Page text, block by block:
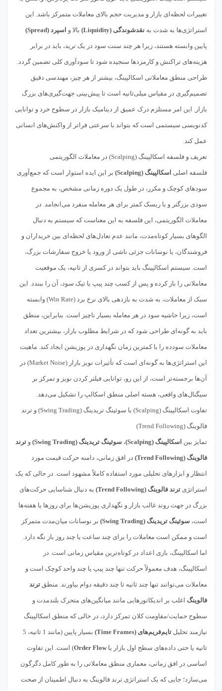
تغییرات لحظه‌ای بازار و مدیریت حجم بالای معاملات متمرکز باشد. این
استراتژی‌ها به شدت به نقدشوندگی (Liquidity) بالا و اسپرد (Spread)
پایین وابسته هستند، زیرا هر چند سنت سود در یک ترید، باید در برابر
هزینه‌های تراکنش و کارمزدها سنجیده شود تا سودآوری کلی تضمین گردد.
طراحی منطق معاملاتی اسکالپینگ، بیشتر از هر چیز، مهندسی دقیق
تصمیم‌گیری در مقیاس میلی‌ثانیه است تا پیش‌بینی جهت‌گیری‌های بزرگ
بازار. این امر مستلزم درک عمیق از دینامیک بازار در سطوح خرد و توانایی
کدنویسی سیستمی است که بتواند با سرعتی فراتر از واکنش‌های انسانی
عمل کند.
تعریف و فلسفه اسکالپینگ (Scalping) در معاملات الگوریتمی
فلسفه اصلی اسکالپینگ (Scalping) بر این ایده استوار است که جمع‌آوری
سودهای کوچک و مکرر، در طول یک دوره زمانی مشخص، به مجموع
سودی بزرگتر و با ریسک کمتر برای هر معامله منفرد می‌انجامد. در
معاملات الگوریتمی، این فلسفه به این معناست که سیستم به دنبال
الگوهای بسیار کوتاه‌مدت، مانند عدم تعادل‌های لحظه‌ای بین خریداران و
فروشندگان، یا نوسانات جزئی ناشی از ورود یا خروج سفارشات بزرگ،
است. سیستم اسکالپینگ باید بتواند در کسری از ثانیه، یک موقعیت
معاملاتی را باز کرده و پس از کسب چند پیپ یا تیک سود، آن را ببندد. این
سبک از معاملات، به شدت به بازدهی بالای نرخ برد (Win Rate) وابسته
است، زیرا حاشیه سود در هر معامله بسیار ناچیز است. بنابراین، منطق
باید به گونه‌ای طراحی شود که در شرایط مطلوب بازار، بیشترین تعداد
معاملات سودده را با کمترین زمان نگهداری در پوزیشن ایجاد کند. ماهیت
این استراتژی‌ها به گونه‌ای است که تأثیرات نویز بازار (Market Noise) در
آن‌ها برجسته‌تر است، از این رو، توانایی فیلتر کردن نویز و تمرکز بر
سیگنال‌های واقعی، هسته اصلی منطق اسکالپ را تشکیل می‌دهد.
تفاوت اسکالپینگ (Scalping) با سوئینگ تریدینگ (Swing Trading) و ترند
فالوینگ (Trend Following)
تمایز بین اسکالپینگ (Scalping) ، سوئینگ تریدینگ (Swing Trading) و ترند
فالوینگ (Trend Following) در افق زمانی، دامنه حرکت قیمت مورد
انتظار و ابزارهای تحلیلی مورد استفاده کاملاً مشهود است. در حالی که یک
استراتژی ترند فالوینگ (Trend Following) به دنبال شناسایی حرکت‌های
بزرگ در جهت روند غالب بازار و نگهداری پوزیشن‌ها برای روزها یا هفته‌ها
است، سوئینگ تریدینگ (Swing Trading) بر نوسانات میان‌مدت متمرکز
است و ممکن است معاملات را برای چند ساعت یا چند روز باز نگه دارد.
اما اسکالپینگ، بازی اعداد در کوتاه‌ترین مقیاس زمانی است. در
اسکالپینگ، هدف معمولاً حرکت تنها چند پیپ یا چند واحد کوچک است و
معاملات می‌توانند تنها چند ثانیه تا چند دقیقه دوام بیاورند. منطق ترند
فالوینگ اغلب بر اندیکاتورهایی مانند میانگین‌های متحرک بلندمدت و
سطوح حمایت/مقاومت کلان تمرکز دارد، در حالی که منطق اسکالپینگ
نیازمند تحلیل تایم‌فریم‌های (Time Frames) بسیار پایین (مانند 1 ثانیه، 5
ثانیه یا حتی داده‌های سطح اول بازار یاOrder Flow) است. این تفاوت
اساسی در افق زمانی، معماری منطق معاملاتی را به طور کامل دگرگون
می‌سازد؛ جایی که یک استراتژی ترند فالوینگ به دنبال اطمینان از صحت